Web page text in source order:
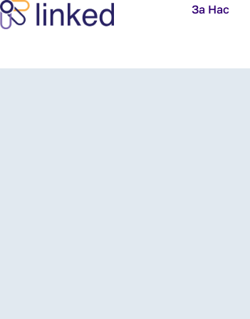
За Нас